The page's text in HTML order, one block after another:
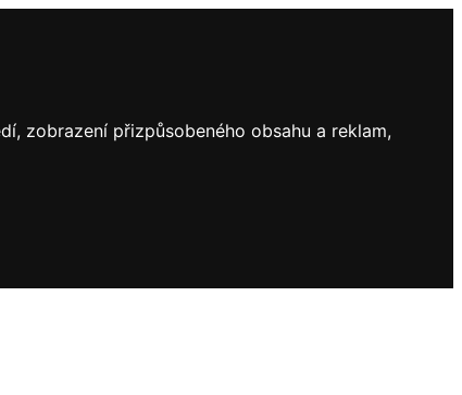
zobrazení přizpůsobeného obsahu a reklam,